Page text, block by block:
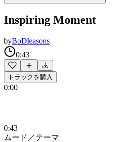
Inspiring Moment
byBoDleasons
0:43
トラックを購入
0:00
0:43
ムード／テーマ